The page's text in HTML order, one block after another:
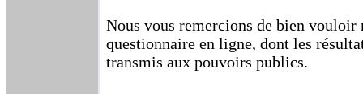
Nous vous remercions de bien vouloir
questionnaire en ligne, dont les
transmis aux pouvoirs publics.